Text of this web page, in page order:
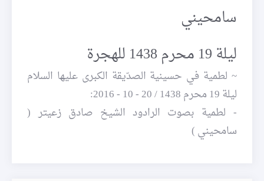
سامحيني
ليلة 19 محرم 1438 للهجرة
~ لطمية في حسينية الصدّيقة الكبرى عليها السلام
ليلة 19 محرم 1438 / 20 - 10 - 2016:
- لطمية بصوت الرادود الشيخ صادق زعيتر (
سامحيني )